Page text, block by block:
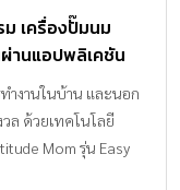
เครื่องปั๊มนม
านแอปพลิเคชัน
ำงานในบ้าน และนอก
ล ด้วยเทคโนโลยี
Mom รุ่น Easy